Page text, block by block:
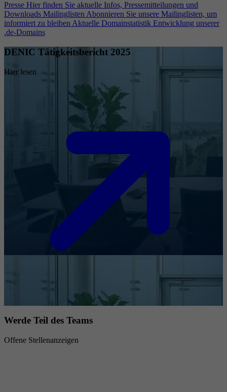
Presse Hier finden Sie aktuelle Infos, Pressemitteilungen und
Downloads Mailinglisten Abonnieren Sie unsere Mailinglisten, um
informiert zu bleiben Aktuelle Domainstatistik Entwicklung unserer
.de-Domains
DENIC Tätigkeitsbericht 2025
Hier lesen
Werde Teil des Teams
Offene Stellenanzeigen